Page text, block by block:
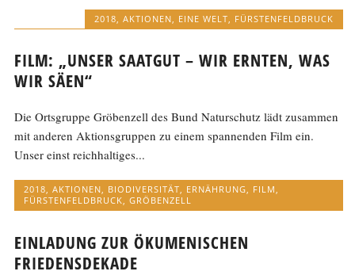
2018 AKTIONEN EINE WELT FÜRSTENFELDBRUCK
FILM: „UNSER SAATGUT – WIR ERNTEN, WAS
WIR SÄEN“
Die Ortsgruppe Gröbenzell des Bund Naturschutz lädt zusammen
mit anderen Aktionsgruppen zu einem spannenden Film ein.
Unser einst reichhaltiges...
2018,AKTIONEN, BIODIVERSITÄT, ERNÄHRUNG, FILM,
FÜRSTENFELDBRUCK,GRÖBENZELL
EINLADUNG ZUR ÖKUMENISCHEN
FRIEDENSDEKADE